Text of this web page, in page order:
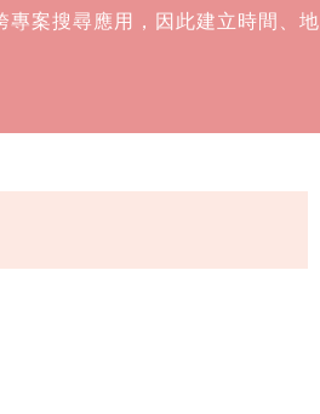
案搜尋應用，因此建立時間、地